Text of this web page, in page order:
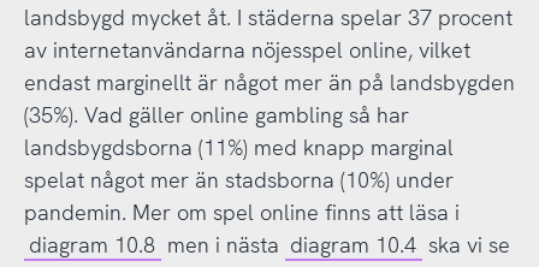
landsbygd mycket åt. I städerna spelar 37 procent
av internetanvändarna nöjesspel online, vilket
endast marginellt är något mer än på landsbygden
(35%). Vad gäller online gambling så har
landsbygdsborna (11%) med knapp marginal
spelat något mer än stadsborna (10%) under
pandemin. Mer om spel online finns att läsa i
diagram 10.8 men i nästa diagram 10.4 ska vi se